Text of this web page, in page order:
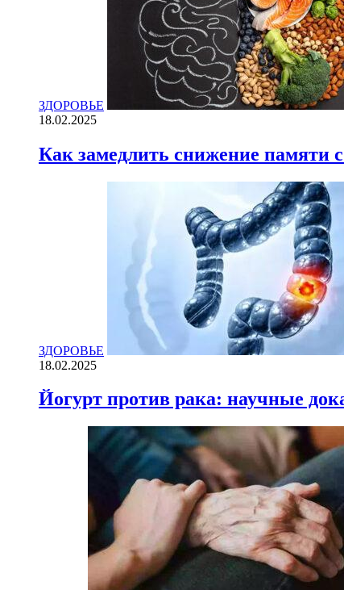
ЗДОРОВЬЕ
18.02.2025
Как замедлить снижение памяти
ЗДОРОВЬЕ
18.02.2025
Йогурт против рака: научные